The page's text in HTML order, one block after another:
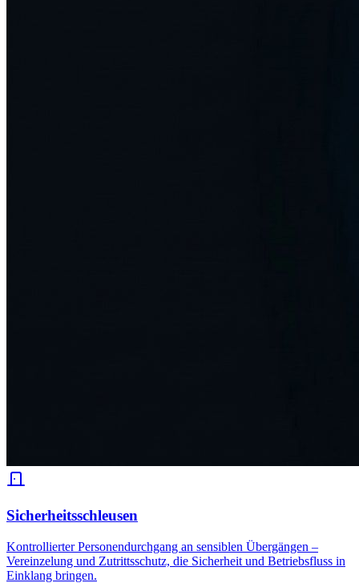
Sicherheitsschleusen
Kontrollierter Personendurchgang an sensiblen Übergängen –
Vereinzelung und Zutrittsschutz, die Sicherheit und Betriebsfluss in
Einklang bringen.